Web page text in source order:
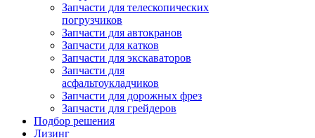
Запчасти для телескопических
погрузчиков
Запчасти для автокранов
Запчасти для катков
Запчасти для экскаваторов
Запчасти для
асфальтоукладчиков
Запчасти для дорожных фрез
Запчасти для грейдеров
Подбор решения
Лизинг